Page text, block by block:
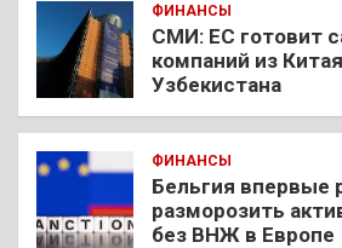
ФИНАНСЫ
СМИ: ЕС готовит
компаний из
Узбекистана
ФИНАНСЫ
Бельгия впервые
разморозить
без ВНЖ в Европе